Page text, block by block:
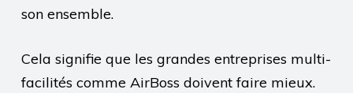
son ensemble.
Cela signifie que les grandes entreprises multi-
facilités comme AirBoss doivent faire mieux.